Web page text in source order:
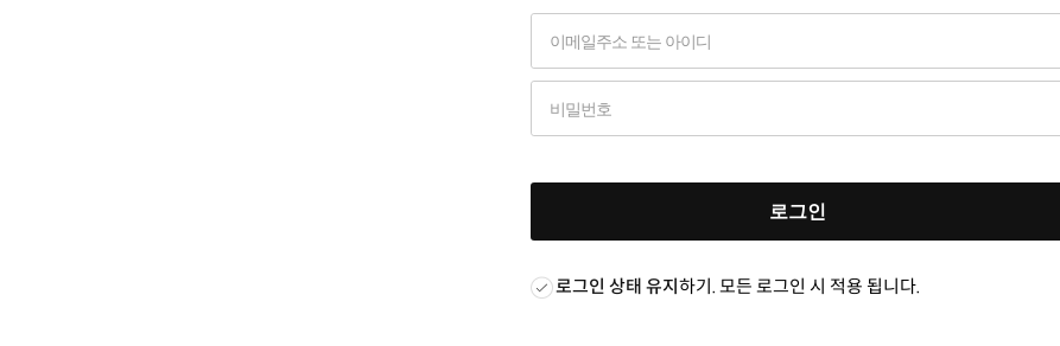
로그인
로그인 상태 유지하기. 모든 로그인 시 적용 됩니다.